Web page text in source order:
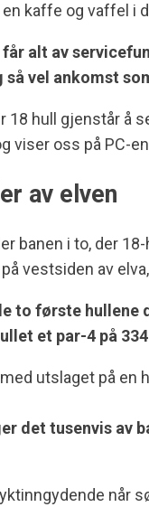
en kaffe og vaffel i
får alt av
vel ankomst
18 hull gjenstår å
viser oss på PC-
av elven
banen i to, der
vestsiden av
to første hullene
et par-4 på
utslaget på en
det tusenvis av
når